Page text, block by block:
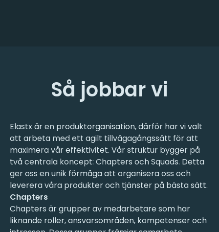
Så jobbar vi
Elastx är en produktorganisation, därför har vi valt
att arbeta med ett agilt tillvägagångssätt för att
maximera vår effektivitet. Vår struktur bygger på
två centrala koncept: Chapters och Squads. Detta
ger oss en unik förmåga att organisera oss och
leverera våra produkter och tjänster på bästa sätt.
Chapters
Chapters är grupper av medarbetare som har
liknande roller, ansvarsområden, kompetenser och